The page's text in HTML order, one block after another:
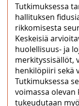
Tutkimuksessa
hallituksen
rikkomisesta
Keskeisiä
huolellisuus- ja
merkityssisällöt,
henkilöpiiri sekä
Tutkimuksessa
voimassa olevan
tukeudutaan